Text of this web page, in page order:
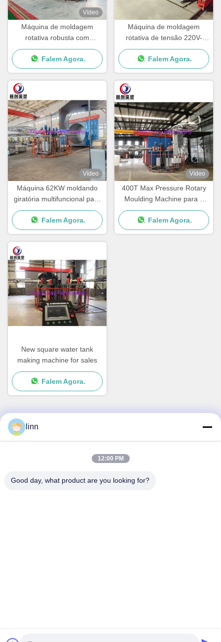
Vídeo
Máquina de moldagem
rotativa robusta com
componentes de qualidade
para produzir caixa de
resfriamento
Falem Agora.
Máquina de moldagem
rotativa de tensão 220V-
480V para excelência de
embalagens de plástico
Falem Agora.
Vídeo
Máquina 62KW moldando
giratória multifuncional para
a garantia de 1 ano
Falem Agora.
Vídeo
400T Max Pressure Rotary
Moulding Machine para a
espessura do molde de 0-
50mm
Falem Agora.
New square water tank
making machine for sales
Falem Agora.
Contato rápido
de Xinbei, cidade de Changzhou, província de Jiangsu,
2019-2026 Changzhou Yingchuang Rotomolding Equipment Co,.
linn
12:00 PM
Good day, what product are you looking for?